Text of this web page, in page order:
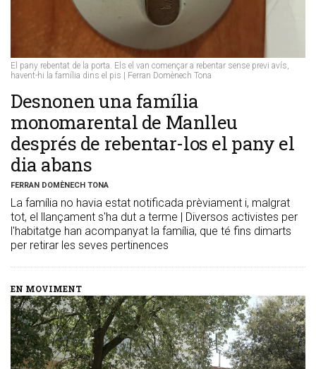
El pany rebentat de la porta. Els el van començar a rebentar sense previ avís,
havent-hi la família dins el pis | Ferran Domènech Tona
​Desnonen una família
monomarental de Manlleu
després de rebentar-los el pany el
dia abans
FERRAN DOMÈNECH TONA
La família no havia estat notificada prèviament i, malgrat
tot, el llançament s'ha dut a terme | Diversos activistes per
l'habitatge han acompanyat la família, que té fins dimarts
per retirar les seves pertinences
EN MOVIMENT